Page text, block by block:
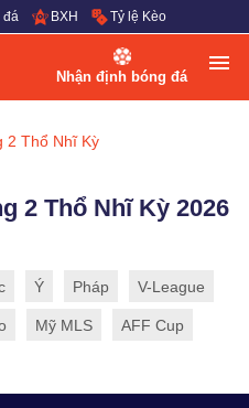
đá BXH Tỷ lệ Kèo
Nhận định bóng đá
2 Thổ Nhĩ Kỳ
2 Thổ Nhĩ Kỳ 2026
Ý Pháp V-League
Mỹ MLS AFF Cup